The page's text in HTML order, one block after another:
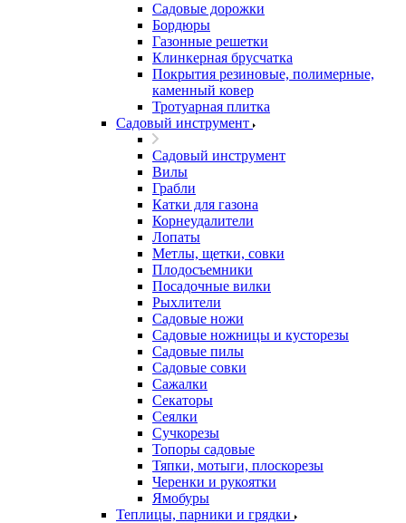
Садовые дорожки
Бордюры
Газонные решетки
Клинкерная брусчатка
Покрытия резиновые, полимерные,
каменный ковер
Тротуарная плитка
Садовый инструмент
Садовый инструмент
Вилы
Грабли
Катки для газона
Корнеудалители
Лопаты
Метлы, щетки, совки
Плодосъемники
Посадочные вилки
Рыхлители
Садовые ножи
Садовые ножницы и кусторезы
Садовые пилы
Садовые совки
Сажалки
Секаторы
Сеялки
Сучкорезы
Топоры садовые
Тяпки, мотыги, плоскорезы
Черенки и рукоятки
Ямобуры
Теплицы, парники и грядки